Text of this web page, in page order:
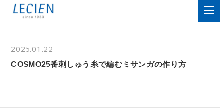
2025.01.22
COSMO25番刺しゅう糸で編むミサンガの作り方